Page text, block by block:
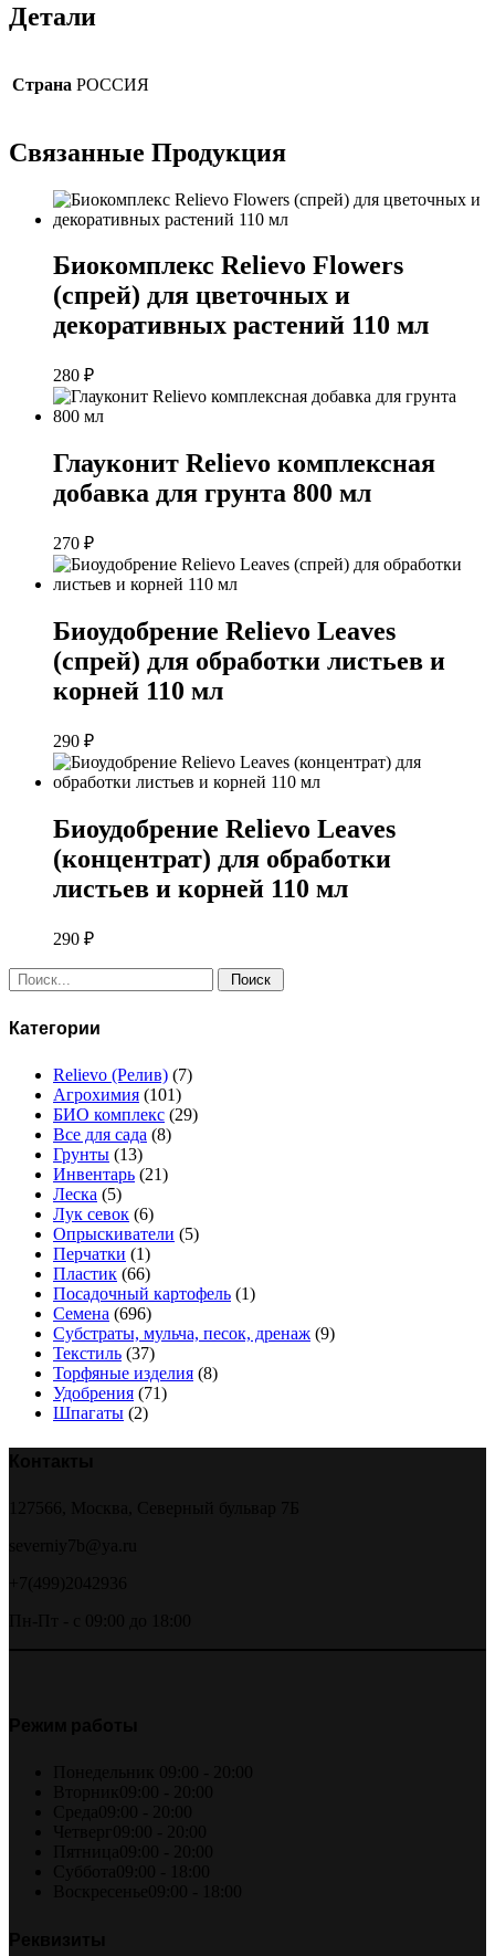
Детали
Страна РОССИЯ
Связанные Продукция
Биокомплекс Relievo Flowers
(спрей) для цветочных и
декоративных растений 110 мл
280 ₽
Глауконит Relievo комплексная
добавка для грунта 800 мл
270 ₽
Биоудобрение Relievo Leaves
(спрей) для обработки листьев и
корней 110 мл
290 ₽
Биоудобрение Relievo Leaves
(концентрат) для обработки
листьев и корней 110 мл
290 ₽
Поиск:
Категории
Relievo (Релив) (7)
Агрохимия (101)
БИО комплекс (29)
Все для сада (8)
Грунты (13)
Инвентарь (21)
Леска (5)
Лук севок (6)
Опрыскиватели (5)
Перчатки (1)
Пластик (66)
Посадочный картофель (1)
Семена (696)
Субстраты, мульча, песок, дренаж (9)
Текстиль (37)
Торфяные изделия (8)
Удобрения (71)
Шпагаты (2)